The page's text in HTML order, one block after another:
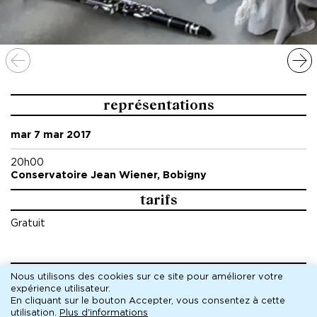
représentations
mar 7 mar 2017
20h00
Conservatoire Jean Wiener, Bobigny
tarifs
Gratuit
pédagogique
aborder la mc93 et le spectacle vivant
Nous utilisons des cookies sur ce site pour améliorer votre
expérience utilisateur.
En cliquant sur le bouton Accepter, vous consentez à cette
utilisation.
Plus d'informations